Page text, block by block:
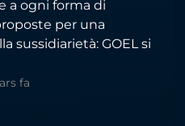
a ogni forma di
per una
sussidiarietà: GOEL si
fa